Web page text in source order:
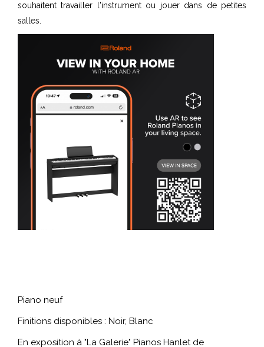
souhaitent travailler l'instrument ou jouer dans de petites
salles.
Piano neuf
Finitions disponibles : Noir, Blanc
En exposition à "La Galerie" Pianos Hanlet de